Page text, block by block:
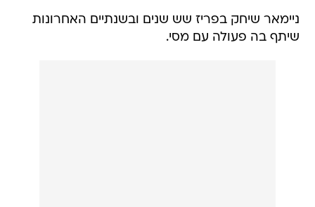
ניימאר שיחק בפריז שש שנים ובשנתיים האחרונות
שיתף בה פעולה עם מסי.